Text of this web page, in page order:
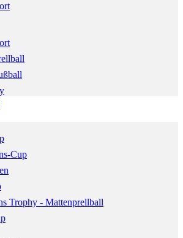
Cup
Trophy - Mattenprellball